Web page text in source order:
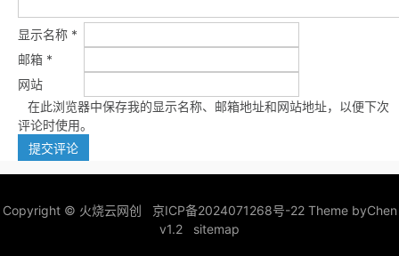
显示名称 *
邮箱 *
网站
在此浏览器中保存我的显示名称、邮箱地址和网站地址，以便下次
评论时使用。
Copyright © 火烧云网创 京ICP备2024071268号-22Theme byChen
v1.2
sitemap